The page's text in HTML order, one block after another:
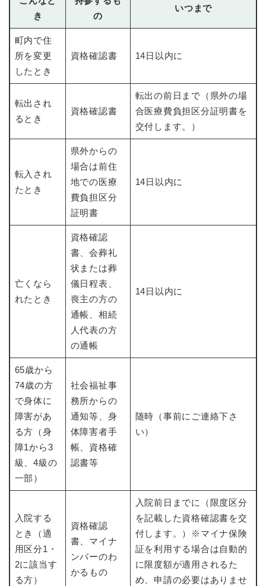
き
の
いつまで
町内で住
所を変更
したとき
資格確認書 14日以内に
転出され
るとき
資格確認書
転出の前日まで（県外の場
合医療費負担区分証明書を
交付します。）
転入され
たとき
県外からの
場合は前住
地での医療
費負担区分
証明書
14日以内に
亡くなら
れたとき
資格確認
書、会葬礼
状または葬
儀日程表、
喪主の方の
通帳、相続
人代表の方
の通帳
14日以内に
65歳から
74歳の方
で身体に
障害があ
る方（身
障1から3
級、4級の
一部）
社会福祉事
務所からの
通知等、身
体障害者手
帳、資格確
認書等
随時（事前にご連絡下さ
い）
入院する
とき（適
用区分1・
2に該当す
る方）
資格確認
書、マイナ
ンバーのわ
かるもの
入院前日までに（限度区分
を記載した資格確認書を交
付します。）※マイナ保険
証を利用する場合は自動的
に限度額が適用されるた
め、申請の必要はありませ